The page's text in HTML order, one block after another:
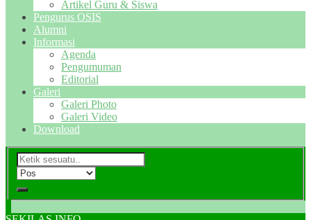
Artikel Guru & Siswa
Pengurus OSIS
Alumni
Informasi
Agenda
Pengumuman
Editorial
Galeri
Galeri Photo
Galeri Video
Download